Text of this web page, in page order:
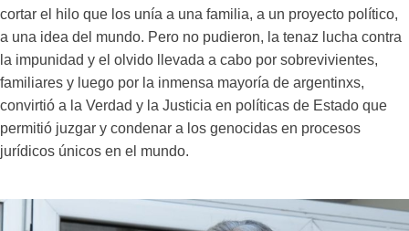
cortar el hilo que los unía a una familia, a un proyecto político,
a una idea del mundo. Pero no pudieron, la tenaz lucha contra
la impunidad y el olvido llevada a cabo por sobrevivientes,
familiares y luego por la inmensa mayoría de argentinxs,
convirtió a la Verdad y la Justicia en políticas de Estado que
permitió juzgar y condenar a los genocidas en procesos
jurídicos únicos en el mundo.